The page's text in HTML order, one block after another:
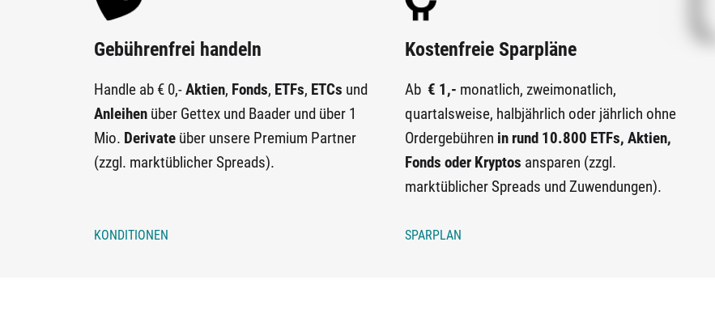
Gebührenfrei handeln
Handle ab € 0,-Aktien, Fonds, ETFs, ETCs und
Anleihen über Gettex und Baader und über 1
Mio. Derivate über unsere Premium Partner
(zzgl. marktüblicher Spreads).
KONDITIONEN
Kostenfreie Sparpläne
Ab € 1,- monatlich, zweimonatlich,
quartalsweise, halbjährlich oder jährlich ohne
Ordergebühren in rund 10.800 ETFs, Aktien,
Fonds oder Kryptos ansparen (zzgl.
marktüblicher Spreads und Zuwendungen).
SPARPLAN